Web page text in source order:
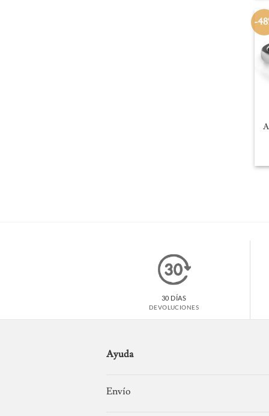
-
30 DÍAS
DEVOLUCIONES
Ayuda
Envío